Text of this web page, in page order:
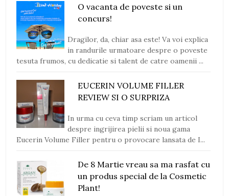
O vacanta de poveste si un
concurs!
Dragilor, da, chiar asa este! Va voi explica
in randurile urmatoare despre o poveste
tesuta frumos, cu dedicatie si talent de catre oamenii ...
EUCERIN VOLUME FILLER
REVIEW SI O SURPRIZA
In urma cu ceva timp scriam un articol
despre ingrijirea pielii si noua gama
Eucerin Volume Filler pentru o provocare lansata de I...
De 8 Martie vreau sa ma rasfat cu
un produs special de la Cosmetic
Plant!